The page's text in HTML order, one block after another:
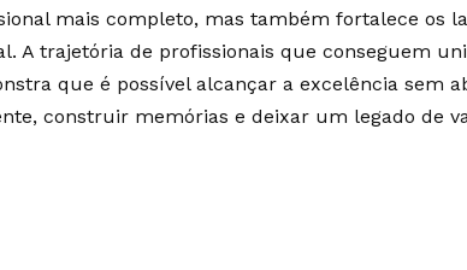
mais completo, mas também fortalece os
A trajetória de profissionais que conseguem
que é possível alcançar a excelência sem
construir memórias e deixar um legado de